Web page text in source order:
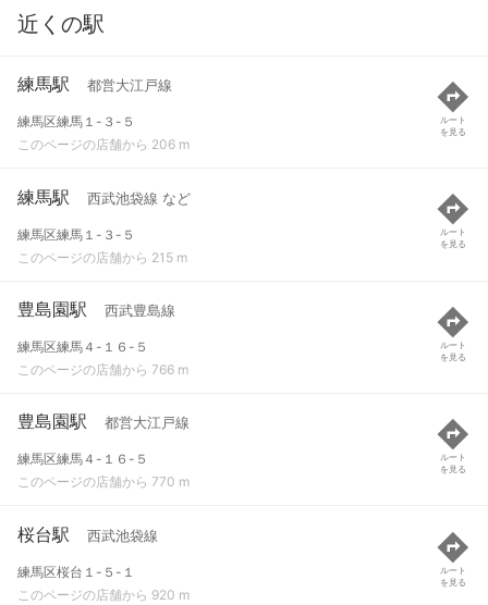
近くの駅
練馬駅 都営大江戸線
練馬区練馬１-３-５
このページの店舗から 206 m
ルート
を見る
練馬駅 西武池袋線 など
練馬区練馬１-３-５
このページの店舗から 215 m
ルート
を見る
豊島園駅 西武豊島線
練馬区練馬４-１６-５
このページの店舗から 766 m
ルート
を見る
豊島園駅 都営大江戸線
練馬区練馬４-１６-５
このページの店舗から 770 m
ルート
を見る
桜台駅 西武池袋線
練馬区桜台１-５-１
このページの店舗から 920 m
ルート
を見る